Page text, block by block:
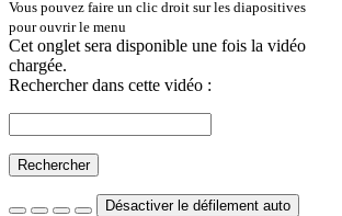
Vous pouvez faire un clic droit sur les diapositives
pour ouvrir le menu
Cet onglet sera disponible une fois la vidéo
chargée.
Rechercher dans cette vidéo :
Rechercher
Désactiver le défilement auto